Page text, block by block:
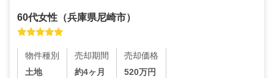
60代女性 （兵庫県尼崎市）
物件種別
土地
売却期間
約4ヶ月
売却価格
520万円